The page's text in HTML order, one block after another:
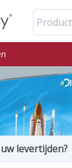
levertijden?